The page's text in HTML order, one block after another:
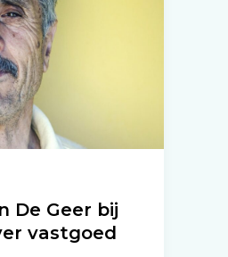
De Geer bij
vastgoed